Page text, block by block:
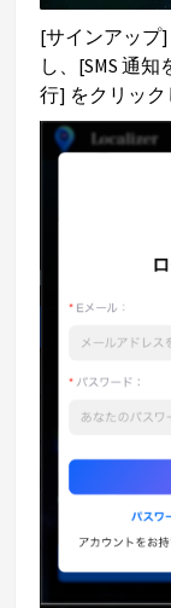
[サインアップ
し、[SMS 通
行] をクリック